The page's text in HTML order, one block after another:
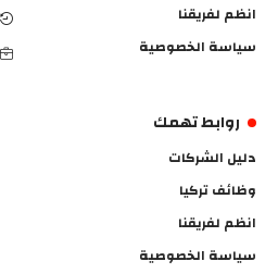
انظم لفريقنا
سياسة الخصوصية
روابط تهمك
دليل الشركات
وظائف تركيا
انظم لفريقنا
سياسة الخصوصية